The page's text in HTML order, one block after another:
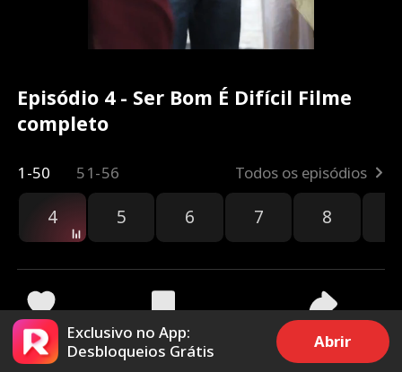
Episódio 4 - Ser Bom É Difícil Filme
completo
1-50 51-56 Todos os episódios
4 5 6 7 8
1.3k 3.8k Compartilhar
Exclusivo no App:
Desbloqueios Grátis
Abrir